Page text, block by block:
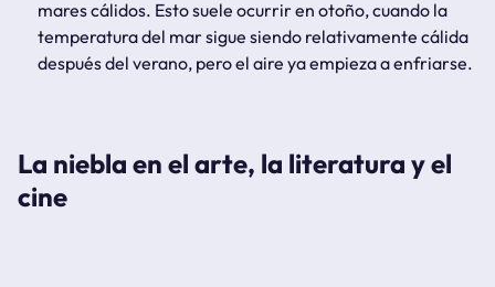
mares cálidos. Esto suele ocurrir en otoño, cuando la
temperatura del mar sigue siendo relativamente cálida
después del verano, pero el aire ya empieza a enfriarse.
La niebla en el arte, la literatura y el
cine